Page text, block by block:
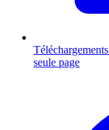
Téléchargements
seule page